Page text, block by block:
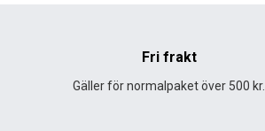
Fri frakt
Gäller för normalpaket över 500 kr.